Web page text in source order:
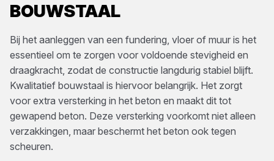
BOUWSTAAL
Bij het aanleggen van een fundering, vloer of muur is het
essentieel om te zorgen voor voldoende stevigheid en
draagkracht, zodat de constructie langdurig stabiel blijft.
Kwalitatief bouwstaal is hiervoor belangrijk. Het zorgt
voor extra versterking in het beton en maakt dit tot
gewapend beton. Deze versterking voorkomt niet alleen
verzakkingen, maar beschermt het beton ook tegen
scheuren.